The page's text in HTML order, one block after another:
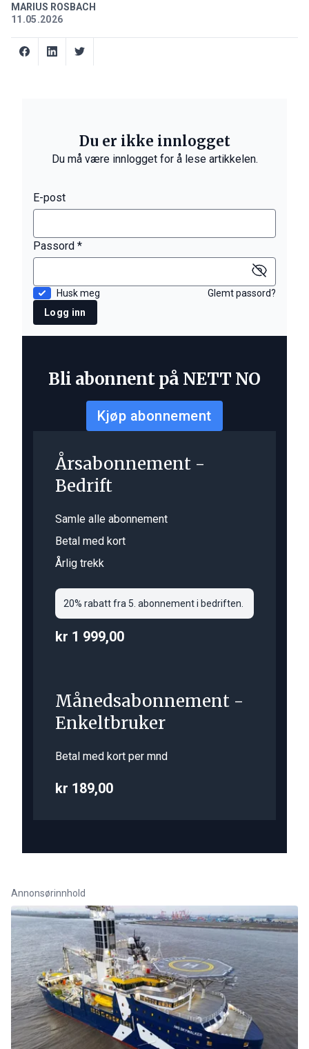
MARIUS ROSBACH
11.05.2026
Du er ikke innlogget
Du må være innlogget for å lese artikkelen.
E-post
Passord *
Husk meg
Glemt passord?
Logg inn
Bli abonnent på NETT NO
Kjøp abonnement
Årsabonnement -
Bedrift
Samle alle abonnement
Betal med kort
Årlig trekk
20% rabatt fra 5. abonnement i bedriften.
kr 1 999,00
Månedsabonnement -
Enkeltbruker
Betal med kort per mnd
kr 189,00
Annonsørinnhold